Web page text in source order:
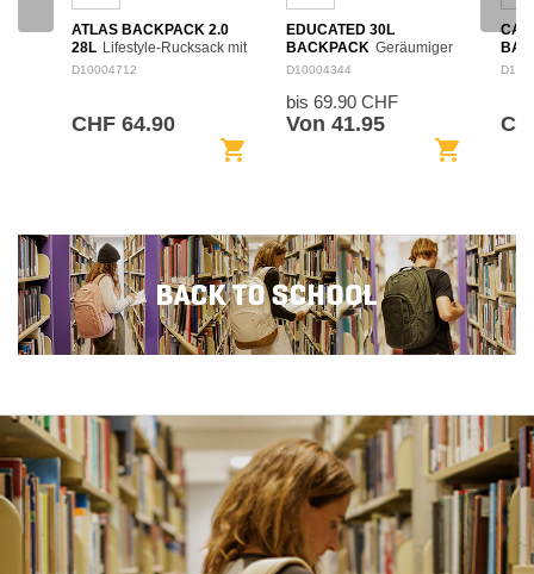
ATLAS BACKPACK 2.0
28L Lifestyle-Rucksack mit
28 L Volumen für Alltag,
erleichtert die Organisation
D10004712
CHF 64.90
shopping_cart
EDUCATED 30L
BACKPACK Geräumiger
Rucksack mit 30 L Volumen
täglichen Weg. Die
Innenaufteilung trennt
Dokumente, Zubehör und
D10004344
bis 69.90 CHF
Von 41.95
shopping_cart